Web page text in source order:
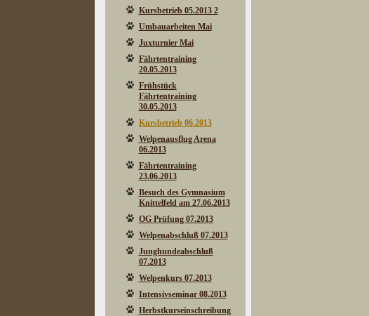
Kursbetrieb 05.2013 2
Umbauarbeiten Mai
Juxturnier Mai
Fährtentraining
20.05.2013
Frühstück
Fährtentraining
30.05.2013
Kursbetrieb 06.2013
Welpenausflug Arena
06.2013
Fährtentraining
23.06.2013
Besuch des Gymnasium
Knittelfeld am 27.06.2013
OG Prüfung 07.2013
Welpenabschluß 07.2013
Junghundeabschluß
07.2013
Welpenkurs 07.2013
Intensivseminar 08.2013
Herbstkurseinschreibung